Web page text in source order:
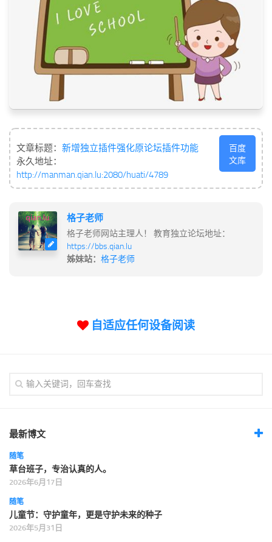
文章标题： 新增独立插件强化原论坛插件功能
永久地址：
http://manman.qian.lu:2080/huati/4789
百度
文库
格子老师
格子老师网站主理人！ 教育独立论坛地址：
https://bbs.qian.lu
姊妹站： 格子老师
自适应任何设备阅读
最新博文
随笔
草台班子，专治认真的人。
2026年6月17日
随笔
儿童节：守护童年，更是守护未来的种子
2026年5月31日